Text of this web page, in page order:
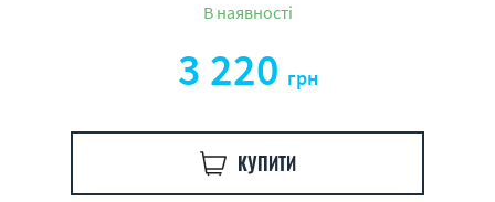
В наявності
3 220 грн
КУПИТИ